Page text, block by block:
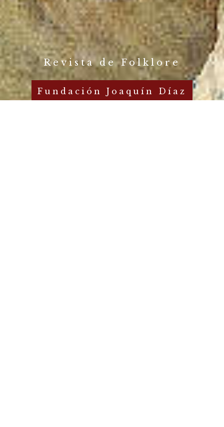
Revista de Folklore
Fundación Joaquín Díaz